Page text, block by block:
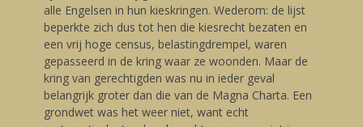
alle Engelsen in hun kieskringen. Wederom: de lijst
beperkte zich dus tot hen die kiesrecht bezaten en
een vrij hoge census, belastingdrempel, waren
gepasseerd in de kring waar ze woonden. Maar de
kring van gerechtigden was nu in ieder geval
belangrijk groter dan die van de Magna Charta. Een
grondwet was het weer niet, want echt